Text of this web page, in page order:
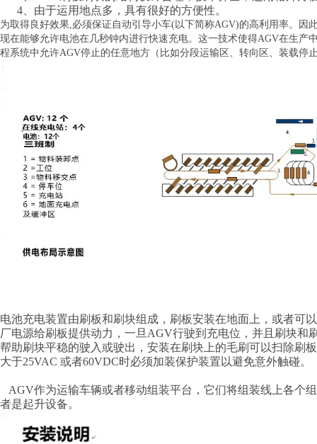
4、由于运用地点多，具有很好的方便性。
为取得良好效果,必须保证自动引导小车(以下简称AGV)的高利用率。
现在能够允许电池在几秒钟内进行快速充电。这一技术使得AGV在生
程系统中允许AGV停止的任意地方（比如分段运输区、转向区、装载停
电池充电装置由刷板和刷块组成，刷板安装在地面上，或者可
厂电源给刷板提供动力，一旦AGV行驶到充电位，并且刷块
帮助刷块平稳的驶入或驶出，安装在刷块上的毛刷可以扫除刷
大于25VAC 或者60VDC时必须加装保护装置以避免意外触碰。
AGV作为运输车辆或者移动组装平台，它们将组装线上各个
者是起升设备。